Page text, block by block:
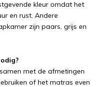
kleur omdat het
en rust. Andere
zijn paars, grijs en
met de afmetingen
of het matras even